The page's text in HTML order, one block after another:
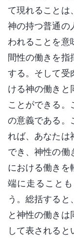
て現れることは
神の持つ普通の
われることを意
間性の働きを指
する。そして受
ける神の働きと
ことができる。
の意義である。
れば、あなたは
でき、神性の働
における働きを
端に走ること
う。総括すると
と神性の働きは
して表されると